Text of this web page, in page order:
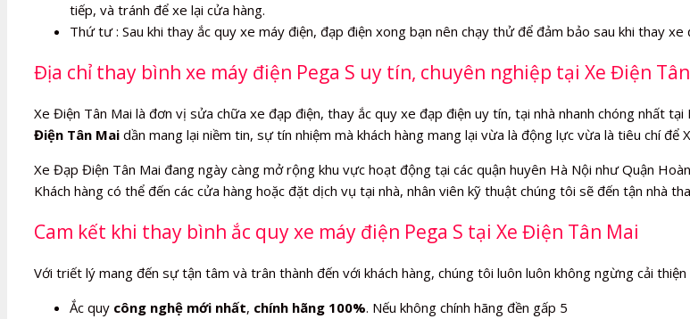
tiếp, và tránh để xe lại cửa hàng.
Thứ tư : Sau khi thay ắc quy xe máy điện, đạp điện xong bạn nên chạy thử để đảm bảo sau khi thay
Địa chỉ thay bình xe máy điện Pega S uy tín, chuyên nghiệp tại Xe Điện
Xe Điện Tân Mai là đơn vị sửa chữa xe đạp điện, thay ắc quy xe đạp điện uy tín, tại nhà nhanh chóng nhất
Điện Tân Mai dần mang lại niềm tin, sự tín nhiệm mà khách hàng mang lại vừa là động lực vừa là tiêu chí
Xe Đạp Điện Tân Mai đang ngày càng mở rộng khu vực hoạt động tại các quận huyên Hà Nội như Quận
Khách hàng có thể đến các cửa hàng hoặc đặt dịch vụ tại nhà, nhân viên kỹ thuật chúng tôi sẽ đến tận nhà
Cam kết khi thay bình ắc quy xe máy điện Pega S tại Xe Điện Tân Mai
Với triết lý mang đến sự tận tâm và trân thành đến với khách hàng, chúng tôi luôn luôn không ngừng cải
Ắc quy công nghệ mới nhất, chính hãng 100%. Nếu không chính hãng đền gấp 5